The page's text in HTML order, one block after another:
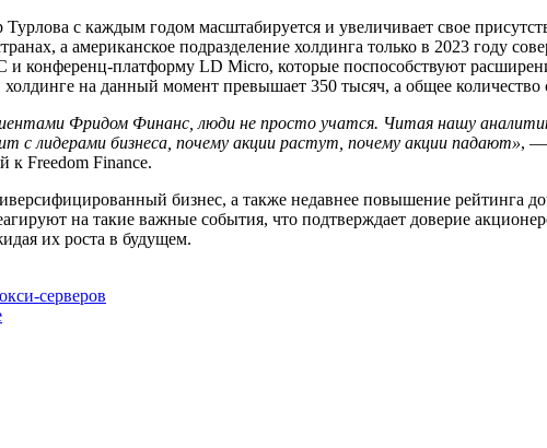
с каждым годом масштабируется и увеличивает свое
а американское подразделение холдинга только в 2023 году
конференц-платформу LD Micro, которые поспособствуют
на данный момент превышает 350 тысяч, а общее количество
Фридом Финанс, люди не просто учатся. Читая нашу
с лидерами бизнеса, почему акции растут, почему акции падают», —
к Freedom Finance.
бизнес, а также недавнее повышение рейтинга
на такие важные события, что подтверждает доверие
их роста в будущем.
серверов